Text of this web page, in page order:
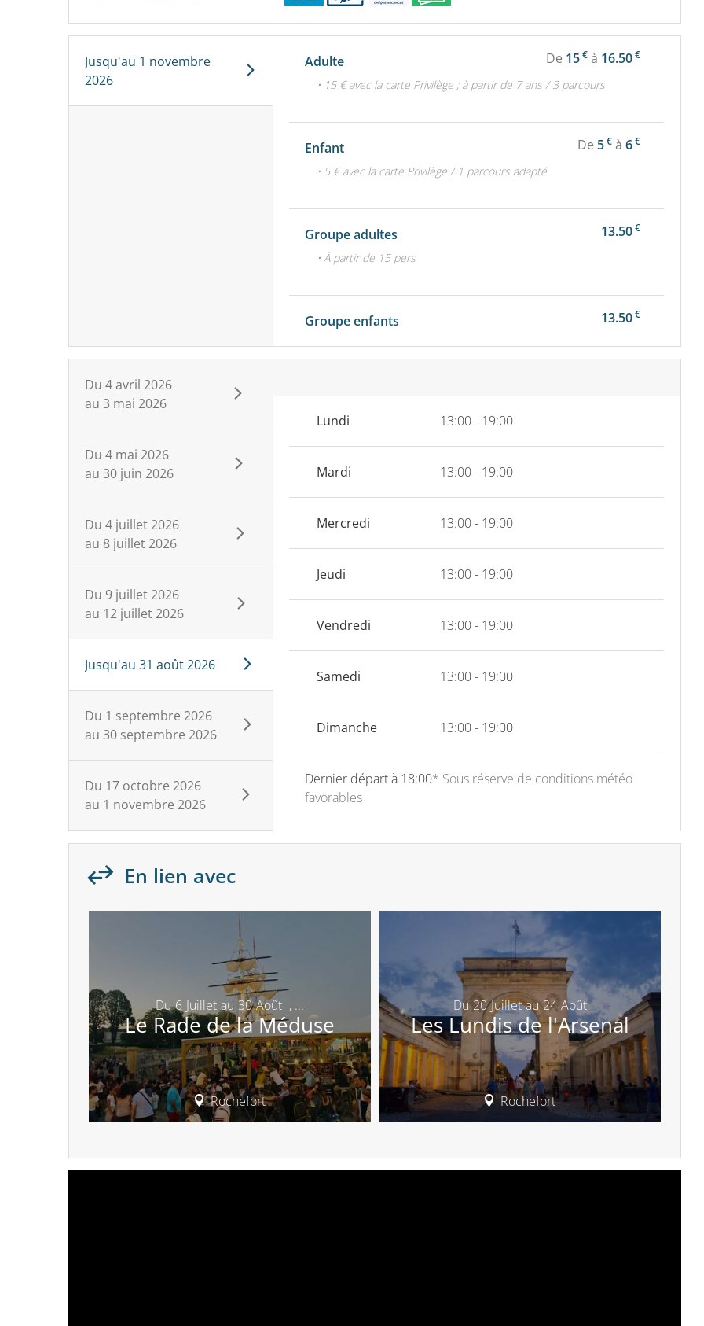
Jusqu'au 1 novembre
2026
Adulte De 15€ à 16.50€
• 15 € avec la carte Privilège ; à partir de 7 ans / 3 parcours
Enfant De 5€ à6€
• 5 € avec la carte Privilège / 1 parcours adapté
Groupe adultes 13.50€
• À partir de 15 pers
Groupe enfants 13.50€
Du 4 avril 2026
au 3 mai 2026
Du 4 mai 2026
au 30 juin 2026
Du 4 juillet 2026
au 8 juillet 2026
Du 9 juillet 2026
au 12 juillet 2026
Jusqu'au 31 août 2026
Du 1 septembre 2026
au 30 septembre 2026
Du 17 octobre 2026
au 1 novembre 2026
Lundi 13:00 - 19:00
Mardi 13:00 - 19:00
Mercredi 13:00 - 19:00
Jeudi 13:00 - 19:00
Vendredi 13:00 - 19:00
Samedi 13:00 - 19:00
Dimanche 13:00 - 19:00
Dernier départ à 18:00* Sous réserve de conditions météo
favorables
En lien avec
Du 6 Juillet au 30 Août , ...
Le Rade de la Méduse
Rochefort
Du 20 Juillet au 24 Août
Les Lundis de l'Arsenal
Rochefort